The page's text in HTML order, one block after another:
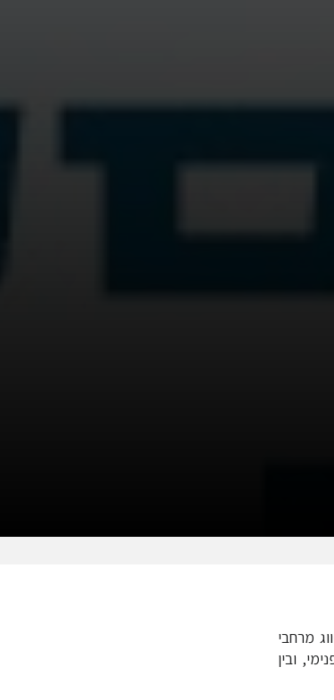
מרחבי
ובין